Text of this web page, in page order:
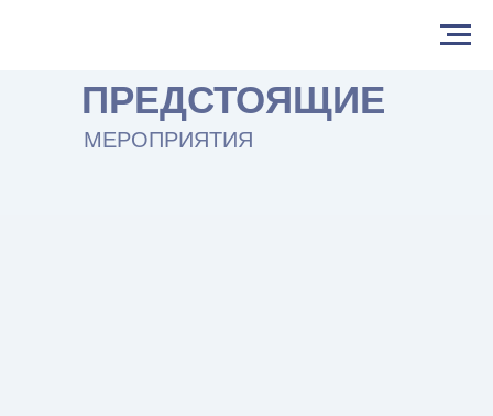
ПРЕДСТОЯЩИЕ
МЕРОПРИЯТИЯ